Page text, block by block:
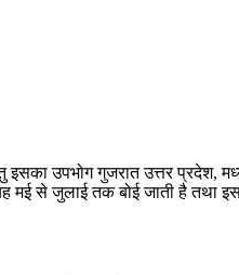
उपभोग गुजरात उत्तर प्रदेश,
मई से जुलाई तक बोई जाती है तथा